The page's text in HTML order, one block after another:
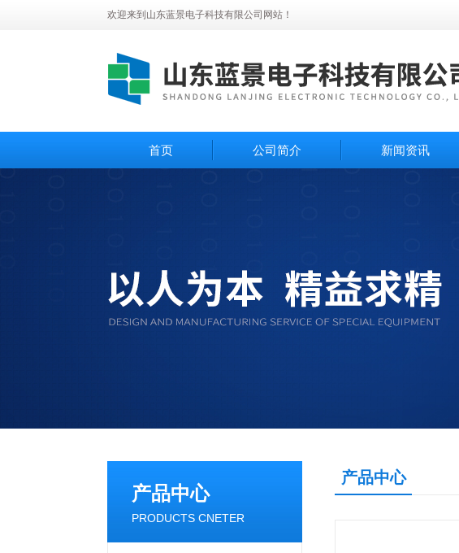
欢迎来到山东蓝景电子科技有限公司网站！
首页 公司简介 新闻资讯
产品中心
PRODUCTS CNETER
产品中心